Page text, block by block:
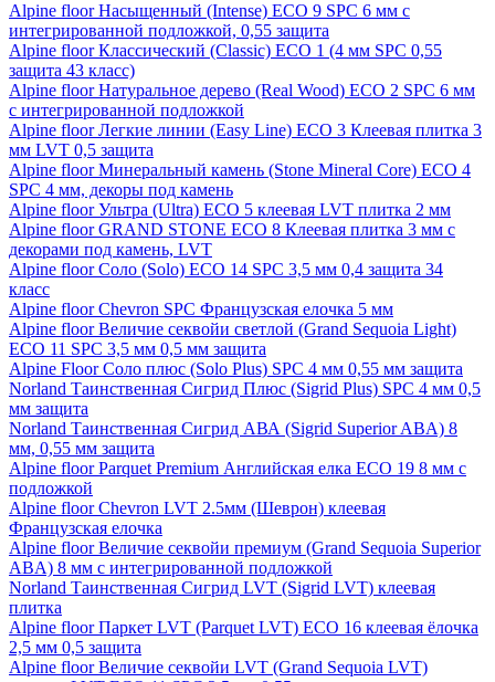
Alpine floor Насыщенный (Intense) ECO 9 SPC 6 мм с
интегрированной подложкой, 0,55 защита
Alpine floor Классический (Classic) ECO 1 (4 мм SPC 0,55
защита 43 класс)
Alpine floor Натуральное дерево (Real Wood) ECO 2 SPC 6 мм
с интегрированной подложкой
Alpine floor Легкие линии (Easy Line) ECO 3 Клеевая плитка 3
мм LVT 0,5 защита
Alpine floor Минеральный камень (Stone Mineral Core) ECO 4
SPC 4 мм, декоры под камень
Alpine floor Ультра (Ultra) ECO 5 клеевая LVT плитка 2 мм
Alpine floor GRAND STONE ECO 8 Клеевая плитка 3 мм с
декорами под камень, LVT
Alpine floor Соло (Solo) ECO 14 SPC 3,5 мм 0,4 защита 34
класс
Alpine floor Chevron SPC Французская елочка 5 мм
Alpine floor Величие секвойи светлой (Grand Sequoia Light)
ECO 11 SPC 3,5 мм 0,5 мм защита
Alpine Floor Соло плюс (Solo Plus) SPC 4 мм 0,55 мм защита
Norland Таинственная Сигрид Плюс (Sigrid Plus) SPC 4 мм 0,5
мм защита
Norland Таинственная Сигрид АВА (Sigrid Superior ABA) 8
мм, 0,55 мм защита
Alpine floor Parquet Premium Английская елка ECO 19 8 мм с
подложкой
Alpine floor Chevron LVT 2.5мм (Шеврон) клеевая
Французская елочка
Alpine floor Величие секвойи премиум (Grand Sequoia Superior
ABA) 8 мм с интегрированной подложкой
Norland Таинственная Сигрид LVT (Sigrid LVT) клеевая
плитка
Alpine floor Паркет LVT (Parquet LVT) ECO 16 клеевая ёлочка
2,5 мм 0,5 защита
Alpine floor Величие секвойи LVT (Grand Sequoia LVT)